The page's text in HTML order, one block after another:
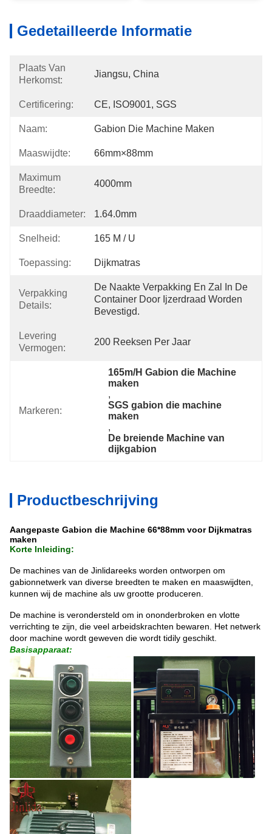
Gedetailleerde Informatie
Plaats Van
Herkomst:
Jiangsu, China
Certificering: CE, ISO9001, SGS
Naam: Gabion Die Machine Maken
Maaswijdte: 66mm×88mm
Maximum
Breedte:
4000mm
Draaddiameter: 1.64.0mm
Snelheid: 165 M / U
Toepassing: Dijkmatras
Verpakking
Details:
De Naakte Verpakking En Zal In De
Container Door Ijzerdraad Worden
Bevestigd.
Levering
Vermogen:
200 Reeksen Per Jaar
Markeren:
165m/H Gabion die Machine
maken
,
SGS gabion die machine
maken
,
De breiende Machine van
dijkgabion
Productbeschrijving
Aangepaste Gabion die Machine 66*88mm voor Dijkmatras
maken
Korte Inleiding:
De machines van de Jinlidareeks worden ontworpen om
gabionnetwerk van diverse breedten te maken en maaswijdten,
kunnen wij de machine als uw grootte produceren.
De machine is verondersteld om in ononderbroken en vlotte
verrichting te zijn, die veel arbeidskrachten bewaren. Het netwerk
door machine wordt geweven die wordt tidily geschikt.
Basisapparaat: